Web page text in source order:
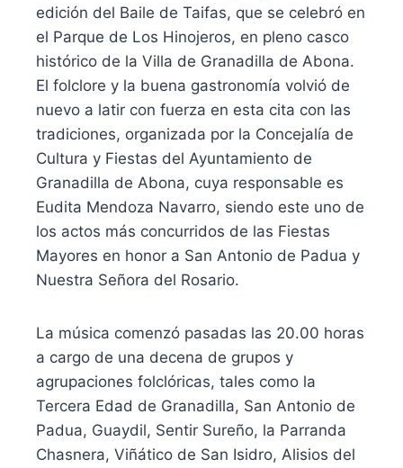
edición del Baile de Taifas, que se celebró en
el Parque de Los Hinojeros, en pleno casco
histórico de la Villa de Granadilla de Abona.
El folclore y la buena gastronomía volvió de
nuevo a latir con fuerza en esta cita con las
tradiciones, organizada por la Concejalía de
Cultura y Fiestas del Ayuntamiento de
Granadilla de Abona, cuya responsable es
Eudita Mendoza Navarro, siendo este uno de
los actos más concurridos de las Fiestas
Mayores en honor a San Antonio de Padua y
Nuestra Señora del Rosario.
La música comenzó pasadas las 20.00 horas
a cargo de una decena de grupos y
agrupaciones folclóricas, tales como la
Tercera Edad de Granadilla, San Antonio de
Padua, Guaydil, Sentir Sureño, la Parranda
Chasnera, Viñático de San Isidro, Alisios del